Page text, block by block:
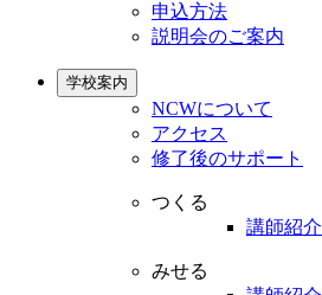
申込方法
説明会のご案内
学校案内
NCWについて
アクセス
修了後のサポート
つくる
講師紹介
みせる